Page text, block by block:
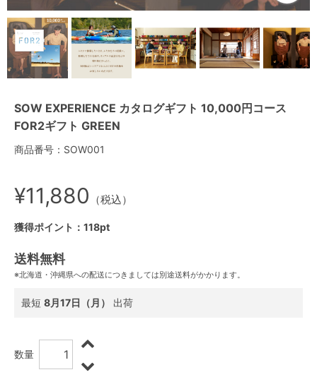
SOW EXPERIENCE カタログギフト 10,000円コース
FOR2ギフト GREEN
商品番号：SOW001
¥11,880 （税込）
獲得ポイント：118pt
送料無料
※北海道・沖縄県への配送につきましては別途送料がかかります。
最短 8月17日（月） 出荷
数量